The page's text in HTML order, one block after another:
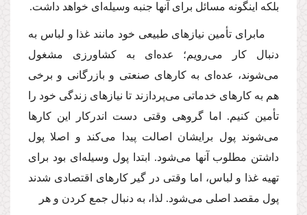
بلكه اینگونه مسائل براى آنها جنبه وسیله‌اى خواهد داشت.
مابراى تأمین نیازهاى طبیعى خود مانند غذا و لباس به
دنبال كار‌ مى‌رویم؛ عده‌اى به كشاورزى مشغول‌
مى‌شوند، عده‌اى به كارهاى صنعتى و بازرگانى و برخى
هم به كارهاى خدماتى‌ مى‌پردازند تا نیازهاى زندگى خود را
تأمین كنیم. اما گروهى وقتى دست اندركار این كارها‌
مى‌شوند پول برایشان اصالت پیدا‌ مى‌كند و اصلا پول
داشتن مطلوب آنها‌ مى‌شود. ابتدا پول وسیله‌اى بود براى
تهیه غذا و لباس، اما وقتى در گیر كارهاى اقتصادى شدند
پول مقصد اصلى‌ مى‌شود. لذا، به دنبال جمع كردن و هر